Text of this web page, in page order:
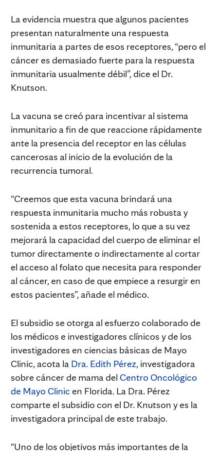
La evidencia muestra que algunos pacientes
presentan naturalmente una respuesta
inmunitaria a partes de esos receptores, “pero el
cáncer es demasiado fuerte para la respuesta
inmunitaria usualmente débil”, dice el Dr.
Knutson.
La vacuna se creó para incentivar al sistema
inmunitario a fin de que reaccione rápidamente
ante la presencia del receptor en las células
cancerosas al inicio de la evolución de la
recurrencia tumoral.
“Creemos que esta vacuna brindará una
respuesta inmunitaria mucho más robusta y
sostenida a estos receptores, lo que a su vez
mejorará la capacidad del cuerpo de eliminar el
tumor directamente o indirectamente al cortar
el acceso al folato que necesita para responder
al cáncer, en caso de que empiece a resurgir en
estos pacientes”, añade el médico.
El subsidio se otorga al esfuerzo colaborado de
los médicos e investigadores clínicos y de los
investigadores en ciencias básicas de Mayo
Clinic, acota la Dra. Edith Pérez, investigadora
sobre cáncer de mama del Centro Oncológico
de Mayo Clinic en Florida. La Dra. Pérez
comparte el subsidio con el Dr. Knutson y es la
investigadora principal de este trabajo.
“Uno de los objetivos más importantes de la